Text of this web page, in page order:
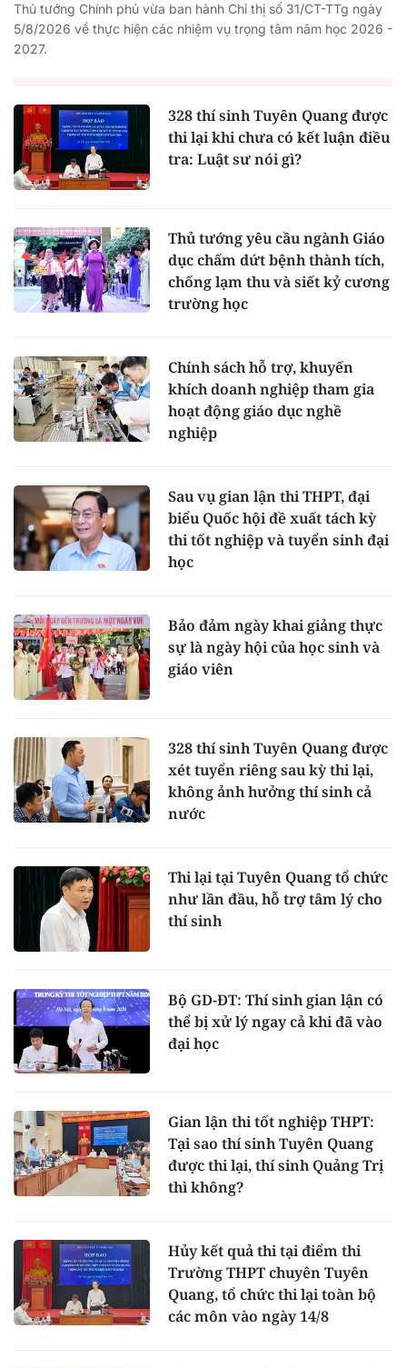
Thủ tướng Chính phủ vừa ban hành Chỉ thị số 31/CT-TTg ngày
5/8/2026 về thực hiện các nhiệm vụ trọng tâm năm học 2026 -
2027.
328 thí sinh Tuyên Quang được
thi lại khi chưa có kết luận điều
tra: Luật sư nói gì?
Thủ tướng yêu cầu ngành Giáo
dục chấm dứt bệnh thành tích,
chống lạm thu và siết kỷ cương
trường học
Chính sách hỗ trợ, khuyến
khích doanh nghiệp tham gia
hoạt động giáo dục nghề
nghiệp
Sau vụ gian lận thi THPT, đại
biểu Quốc hội đề xuất tách kỳ
thi tốt nghiệp và tuyển sinh đại
học
Bảo đảm ngày khai giảng thực
sự là ngày hội của học sinh và
giáo viên
328 thí sinh Tuyên Quang được
xét tuyển riêng sau kỳ thi lại,
không ảnh hưởng thí sinh cả
nước
Thi lại tại Tuyên Quang tổ chức
như lần đầu, hỗ trợ tâm lý cho
thí sinh
Bộ GD-ĐT: Thí sinh gian lận có
thể bị xử lý ngay cả khi đã vào
đại học
Gian lận thi tốt nghiệp THPT:
Tại sao thí sinh Tuyên Quang
được thi lại, thí sinh Quảng Trị
thì không?
Hủy kết quả thi tại điểm thi
Trường THPT chuyên Tuyên
Quang, tổ chức thi lại toàn bộ
các môn vào ngày 14/8